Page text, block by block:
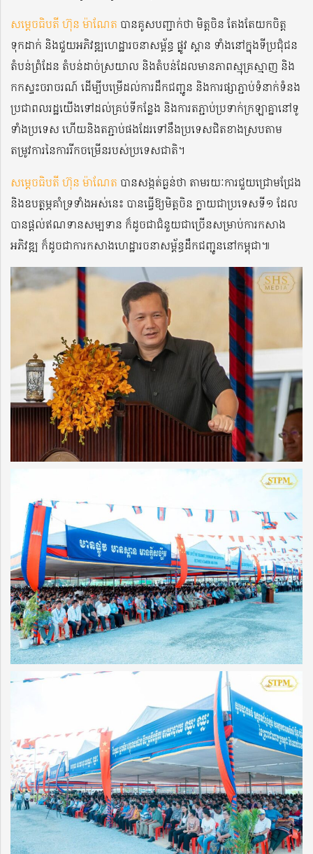
សម្តេចធិបតី ហ៊ុន ម៉ាណែត បានគូសបញ្ជាក់ថា មិត្តចិន តែងតែយកចិត្ត
ទុកដាក់ និងជួយអភិវឌ្ឍហេដ្ឋារចនាសម្ព័ន្ធ ផ្លូវ ស្ពាន ទាំងនៅក្នុងទីប្រជុំជន
តំបន់ព្រំដែន តំបន់ដាច់ស្រយាល និងតំបន់ដែលមានភាពស្មុគ្រស្មាញ និង
កកស្ទះចរាចរណ៍ ដើម្បីបម្រើដល់ការដឹកជញ្ជូន និងការផ្សាភ្ជាប់ទំនាក់ទំនង
ប្រជាពលរដ្ឋយើងទៅដល់គ្រប់ទីកន្លែង និងការតភ្ជាប់ប្រទាក់ក្រឡាគ្នានៅទូ
ទាំងប្រទេស ហើយនិងតភ្ជាប់ផងដែរទៅនឹងប្រទេសជិតខាងស្របតាម
តម្រូវការនៃការរីកចម្រើនរបស់ប្រទេសជាតិ។
សម្តេចធិបតី ហ៊ុន ម៉ាណែត បានសង្កត់ធ្ងន់ថា តាមរយៈការជួយជ្រោមជ្រែង
និងឧបត្ថម្ភគាំទ្រទាំងអស់នេះ បានធ្វើឱ្យមិត្តចិន ក្លាយជាប្រទេសទី១ ដែល
បានផ្តល់ឥណទានសម្បទាន ក៏ដូចជាជំនួយជាច្រើនសម្រាប់ការកសាង
អភិវឌ្ឍ ក៏ដូចជាការកសាងហេដ្ឋារចនាសម្ព័ន្ធដឹកជញ្ជូននៅកម្ពុជា៕